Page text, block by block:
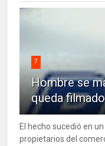
7
Hombre se
queda filmado
El hecho sucedió en
propietarios del